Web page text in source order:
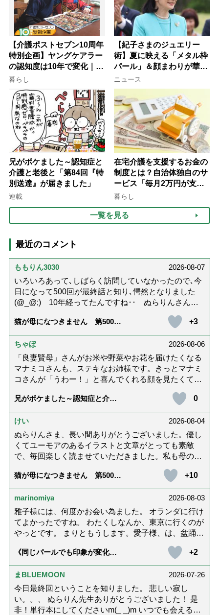
【介護ポストセブン10周年
特別企画】ヤングケアラー
の認知度は10年で変化｜流
行語大賞にノミネート、法
律にも明記されたが果たし
て現在は？
暮らし
【紀子さまのジュエリー
術】夏に映える「メタル枠
パール」＆顔まわりが華や
ぐ「揺れる一粒」の使い分
け方
ニュース
兄がボケました～認知症と
介護と老後と「第84回『特
別送達』が届きました」
連載
在宅介護を支援するお金の
制度とは？自治体独自のサ
ービス「毎月2万円が支給
される」ケースも【FP解
暮らし
一覧を見る
最近のコメント
ももりん3030
2026-08-07
いろいろあって､しばらく訪問していなかったので､今
日になって500回が最終話と知り､愕然となりました
(@_@;) 10年経ってたんですね･･ ぬらりんさんの
護では身内に理解してもらえないもどかしさを感じた
り､いろいろありましたが､ぬらりんさんの文章を読ん
で心救われたことが多々ありました。不定期での近況
報告を心待ちにしています。さびちゃん・隊長と､健
やかにお過ごしくださいね。ご多幸をお祈りしていま
す☆*゜
猫が母になつきません 第500話
+3
ちゃぼ
2026-08-06
「良妻賢母」さんがお米や野菜やお花を届けたくなる
マナミコさんも、ステキなお姉様です。きっとマナミ
コさんが「うわー！」と喜んでくれる顔を見たくて、
す。 お二人とも良いお友達ですね。
兄がボケました～認知症と介護
が届きました」
0
けい
2026-08-04
ぬらりんさま、長い間ありがとうございました。優し
くてユーモアのあるイラストと文章がとっても素敵
で、毎回楽しく読ませていただきました。私も母の介
がないのが寂しくてたまりませんが、いろんなエピソ
ード思い出したりしながら頑張っていこうと思いま
す。不定期でもいいので、また会えますように。書籍
化も希望です！本当にありがとうございました。
猫が母になつきません 第500話
+10
marinomiya
2026-08-03
雅子様には、何度かお会い為ました。 オランダに行け
てよかったですね。 わたくしなんか、東京に行くのが
やっとです。 まりともうします。愛子様、は、盆踊り
《同じパールでも印象が変化》
ネックレス」上品＆涼しげに見
せる4つの法則
+2
まBLUEMOON
2026-07-26
今日最終回ということを知りました。 悲しい寂し
い。。、 ぬらりん先生ありがとうございました！ 是
非！単行本にしてくださいm(_ _)m いつでも会える様